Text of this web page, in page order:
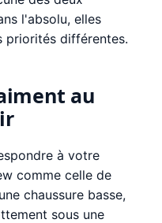
l'absolu, elles
priorités différentes.
au
à votre
comme celle de
chaussure basse,
sous une